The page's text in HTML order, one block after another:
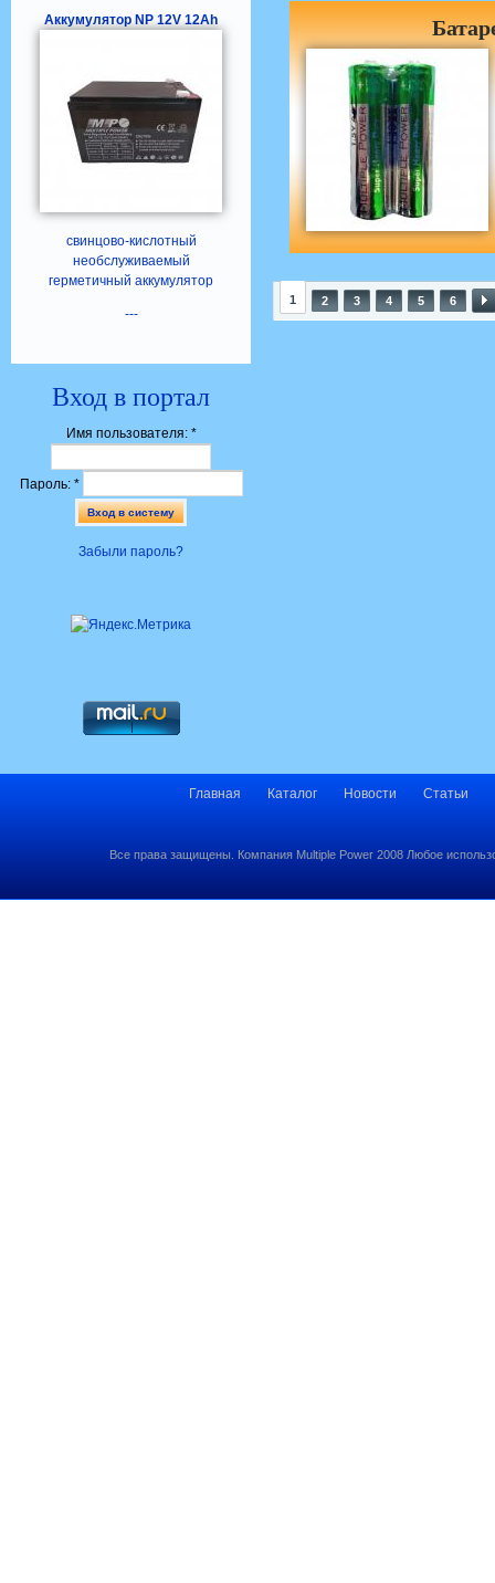
Аккумулятор NP 12V 12Ah
свинцово-кислотный
необслуживаемый
герметичный аккумулятор
---
Вход в портал
Имя пользователя: *
Пароль: *
Забыли пароль?
1 2 3 4 5 6
Главная Каталог Новости Статьи
Все права защищены. Компания Multiple Power 2008 Любое